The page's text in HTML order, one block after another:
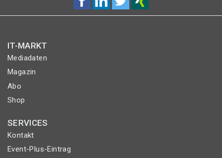
IT-MARKT
Mediadaten
Magazin
Abo
Shop
SERVICES
Kontakt
Event-Plus-Eintrag